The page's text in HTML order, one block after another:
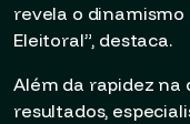
revela o dinamismo
Eleitoral”, destaca.
Além da rapidez na
resultados,